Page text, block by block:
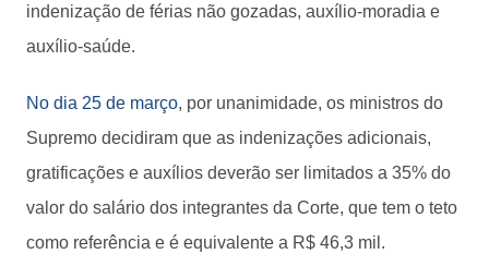
indenização de férias não gozadas, auxílio-moradia e
auxílio-saúde.
No dia 25 de março, por unanimidade, os ministros do
Supremo decidiram que as indenizações adicionais,
gratificações e auxílios deverão ser limitados a 35% do
valor do salário dos integrantes da Corte, que tem o teto
como referência e é equivalente a R$ 46,3 mil.